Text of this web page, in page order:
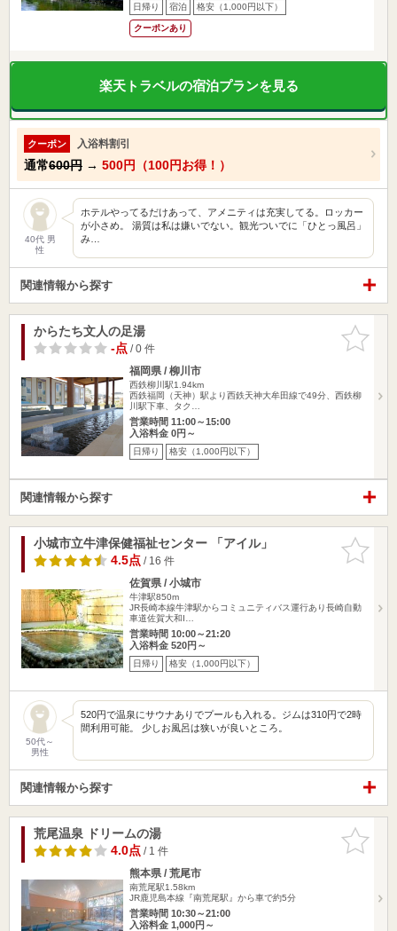
日帰り 宿泊 格安（1,000円以下）
クーポンあり
楽天トラベルの宿泊プランを見る
クーポン 入浴料割引
通常600円 → 500円（100円お得！）
40代 男
性
ホテルやってるだけあって、アメニティは充実してる。ロッカー
が小さめ。 湯質は私は嫌いでない。観光ついでに「ひとっ風呂」
み…
関連情報から探す
お気に入
りに追加
からたち文人の足湯
-点/ 0 件
福岡県 / 柳川市
西鉄柳川駅1.94km
西鉄福岡（天神）駅より西鉄天神大牟田線で49分、西鉄柳
川駅下車、タク…
営業時間 11:00～15:00
入浴料金 0円～
日帰り 格安（1,000円以下）
関連情報から探す
お気に入
りに追加
小城市立牛津保健福祉センター 「アイル」
4.5点/ 16 件
佐賀県 / 小城市
牛津駅850m
JR長崎本線牛津駅からコミュニティバス運行あり長崎自動
車道佐賀大和I…
営業時間 10:00～21:20
入浴料金 520円～
日帰り 格安（1,000円以下）
50代～
男性
520円で温泉にサウナありでプールも入れる。ジムは310円で2時
間利用可能。 少しお風呂は狭いが良いところ。
関連情報から探す
お気に入
りに追加
荒尾温泉 ドリームの湯
4.0点/ 1 件
熊本県 / 荒尾市
南荒尾駅1.58km
JR鹿児島本線『南荒尾駅』から車で約5分
営業時間 10:30～21:00
入浴料金 1,000円～